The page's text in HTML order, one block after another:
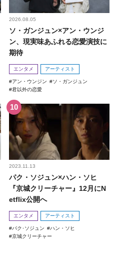
2026.08.05
ソ・ガンジュン×アン・ウンジ
ン、現実味あふれる恋愛演技に
期待
エンタメ アーティスト
アン・ウンジン
ソ・ガンジュン
君以外の恋愛
2023.11.13
パク・ソジュン×ハン・ソヒ
『京城クリーチャー』12月にN
etflix公開へ
エンタメ アーティスト
パク･ソジュン
ハン・ソヒ
京城クリーチャー